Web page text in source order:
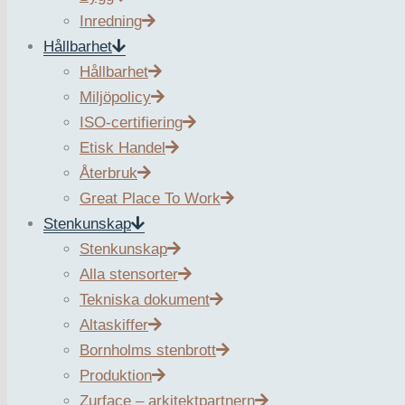
Inredning
Hållbarhet
Hållbarhet
Miljöpolicy
ISO-certifiering
Etisk Handel
Återbruk
Great Place To Work
Stenkunskap
Stenkunskap
Alla stensorter
Tekniska dokument
Altaskiffer
Bornholms stenbrott
Produktion
Zurface – arkitektpartnern
Kontakt
+46 10 207 17 07
mail@zurface.se
Kontakta oss om allt inom Natursten!
Huvudkontor – Sverige
Stockholm Haninge